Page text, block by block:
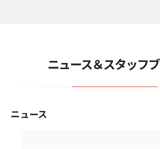
ニュース＆スタッフ
ニュース